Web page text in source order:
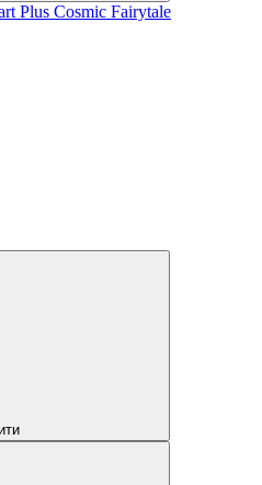
Plus Cosmic Fairytale